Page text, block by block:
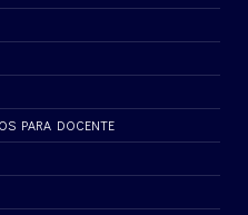
PARA DOCENTE